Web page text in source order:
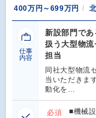
400万円～699万円
仕事
内容
新設部門で
扱う大型物
担当
同社大型物流
当いただきま
動化を…
必須
■機械